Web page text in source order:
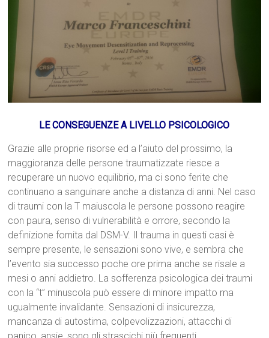
LE CONSEGUENZE A LIVELLO PSICOLOGICO
Grazie alle proprie risorse ed a l’aiuto del prossimo, la
maggioranza delle persone traumatizzate riesce a
recuperare un nuovo equilibrio, ma ci sono ferite che
continuano a sanguinare anche a distanza di anni. Nel caso
di traumi con la T maiuscola le persone possono reagire
con paura, senso di vulnerabilità e orrore, secondo la
definizione fornita dal DSM-V. Il trauma in questi casi è
sempre presente, le sensazioni sono vive, e sembra che
l’evento sia successo poche ore prima anche se risale a
mesi o anni addietro. La sofferenza psicologica dei traumi
con la “t” minuscola può essere di minore impatto ma
ugualmente invalidante. Sensazioni di insicurezza,
mancanza di autostima, colpevolizzazioni, attacchi di